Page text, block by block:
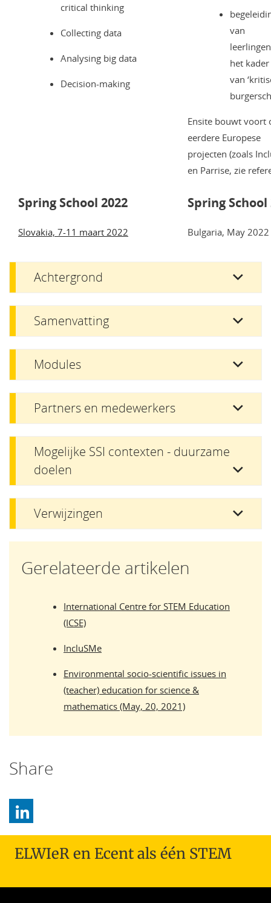
critical thinking
Collecting data
Analysing big data
Decision-making
van
het kader
van
Ensite bouwt voort
eerdere Europese
projecten (zoals
en Parrise, zie
Spring School 2022
Slovakia, 7-11 maart 2022
Spring School
Bulgaria, May 2022
Achtergrond
Samenvatting
Modules
Partners en medewerkers
Mogelijke SSI contexten - duurzame
doelen
Verwijzingen
Gerelateerde artikelen
International Centre for STEM Education
(ICSE)
IncluSMe
Environmental socio-scientific issues in
(teacher) education for science &
mathematics (May, 20, 2021)
Share
ELWIeR en Ecent als één STEM